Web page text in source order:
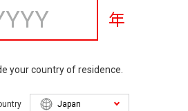
年
your country of residence.